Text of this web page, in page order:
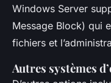
Windows Server
Message Block) qui
fichiers et
Autres systèmes